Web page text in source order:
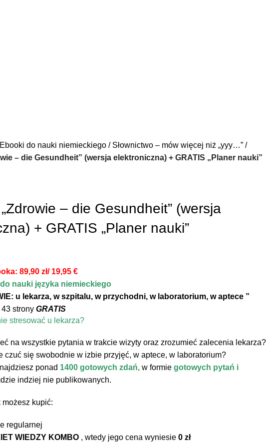
Ebooki do nauki niemieckiego
Słownictwo – mów więcej niż „yyy…”
– die Gesundheit” (wersja elektroniczna) + GRATIS „Planer nauki”
– die Gesundheit” (wersja
+ GRATIS „Planer nauki”
89,90 zł/ 19,95 €
nauki języka niemieckiego
u lekarza, w szpitalu, w przychodni, w laboratorium, w aptece ”
strony GRATIS
stresować u lekarza?
na wszystkie pytania w trakcie wizyty oraz zrozumieć zalecenia lekarza?
czuć się swobodnie w izbie przyjęć, w aptece, w laboratorium?
ponad 1400 gotowych zdań, w formie gotowych pytań i
indziej nie publikowanych.
możesz kupić:
regularnej
WIEDZY KOMBO , wtedy jego cena wyniesie 0 zł